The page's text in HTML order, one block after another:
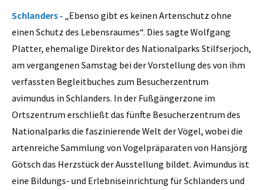
Schlanders - „Ebenso gibt es keinen Artenschutz ohne
einen Schutz des Lebensraumes“. Dies sagte Wolfgang
Platter, ehemalige Direktor des Nationalparks Stilfserjoch,
am vergangenen Samstag bei der Vorstellung des von ihm
verfassten Begleitbuches zum Besucherzentrum
avimundus in Schlanders. In der Fußgängerzone im
Ortszentrum erschließt das fünfte Besucherzentrum des
Nationalparks die faszinierende Welt der Vögel, wobei die
artenreiche Sammlung von Vogelpräparaten von Hansjörg
Götsch das Herzstück der Ausstellung bildet. Avimundus ist
eine Bildungs- und Erlebniseinrichtung für Schlanders und